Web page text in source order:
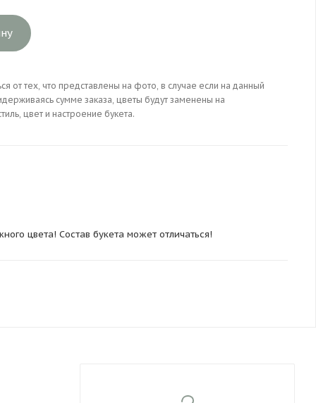
от тех, что представлены на фото, в случае если на данный
сумме заказа, цветы будут заменены на
цвет и настроение букета.
цвета! Состав букета может отличаться!